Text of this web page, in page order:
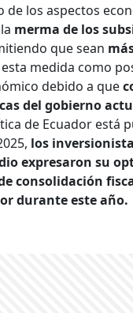
de los aspectos
merma de los
que sean
medida como
debido a que
del gobierno
de Ecuador está
los
expresaron su
consolidación
durante este año.